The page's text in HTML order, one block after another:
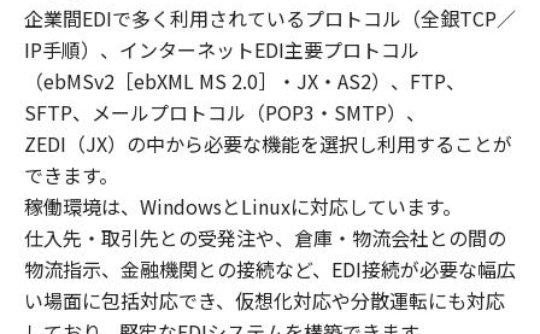
企業間EDIで多く利用されているプロトコル（全銀TCP／
IP手順）、インターネットEDI主要プロトコル
（ebMSv2［ebXML MS 2.0］・JX・AS2）、FTP、
SFTP、メールプロトコル（POP3・SMTP）、
ZEDI（JX）の中から必要な機能を選択し利用することが
できます。
稼働環境は、WindowsとLinuxに対応しています。
仕入先・取引先との受発注や、倉庫・物流会社との間の
物流指示、金融機関との接続など、EDI接続が必要な幅広
い場面に包括対応でき、仮想化対応や分散運転にも対応